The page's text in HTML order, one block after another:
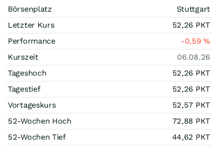
Börsenplatz
Stuttgart
Letzter Kurs
52,26 PKT
Performance
-0,59%
Kurszeit
06.08.26
Tageshoch
52,26 PKT
Tagestief
52,26 PKT
Vortageskurs
52,57 PKT
52-Wochen Hoch
72,88 PKT
52-Wochen Tief
44,62 PKT